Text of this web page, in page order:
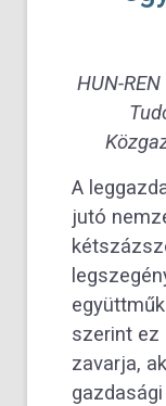
HUN-
A
jutó
szerint ez
zavarja,